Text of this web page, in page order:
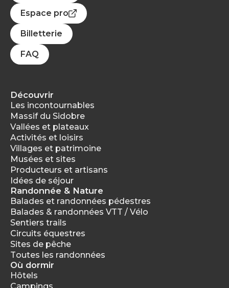
Espace pro
Billetterie
FAQ
Découvrir
Les incontournables
Massif du Sidobre
Vallées et plateaux
Activités et loisirs
Villages et patrimoine
Musées et sites
Producteurs et artisans
Idées de séjour
Randonnée & Nature
Balades et randonnées pédestres
Balades & randonnées VTT / Vélo
Sentiers trails
Circuits équestres
Sites de pêche
Toutes les randonnées
Où dormir
Hôtels